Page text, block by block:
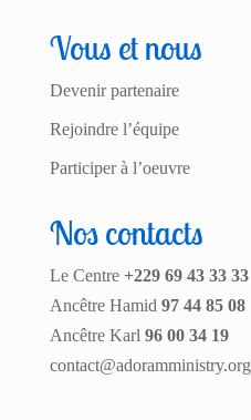
Vous et nous
Devenir partenaire
Rejoindre l’équipe
Participer à l’oeuvre
Nos contacts
Le Centre +229 69 43 33 33
Ancêtre Hamid 97 44 85 08
Ancêtre Karl 96 00 34 19
contact@adoramministry.org